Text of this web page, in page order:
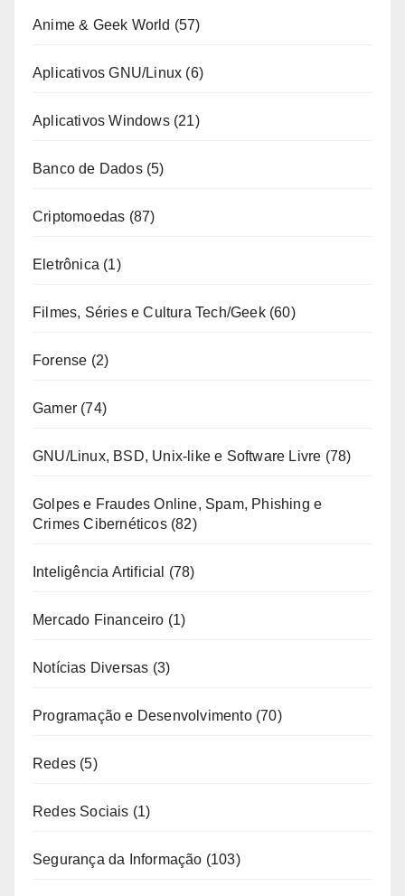
Anime & Geek World (57)
Aplicativos GNU/Linux (6)
Aplicativos Windows(21)
Banco de Dados(5)
Criptomoedas (87)
Eletrônica (1)
Filmes, Séries e Cultura Tech/Geek(60)
Forense (2)
Gamer (74)
GNU/Linux, BSD, Unix-like e Software Livre (78)
Golpes e Fraudes Online, Spam, Phishing e
Crimes Cibernéticos(82)
Inteligência Artificial (78)
Mercado Financeiro (1)
Notícias Diversas (3)
Programação e Desenvolvimento(70)
Redes (5)
Redes Sociais (1)
Segurança da Informação (103)